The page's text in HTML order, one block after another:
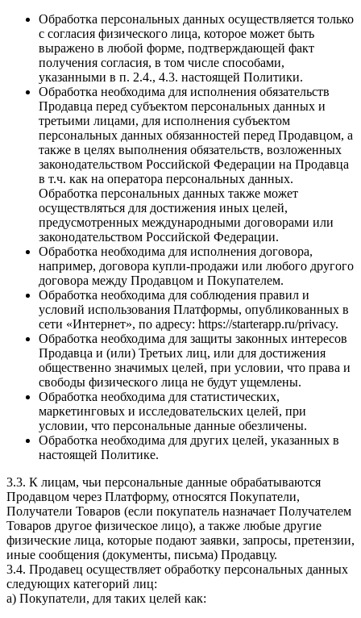
Обработка персональных данных осуществляется только
с согласия физического лица, которое может быть
выражено в любой форме, подтверждающей факт
получения согласия, в том числе способами,
указанными в п. 2.4., 4.3. настоящей Политики.
Обработка необходима для исполнения обязательств
Продавца перед субъектом персональных данных и
третьими лицами, для исполнения субъектом
персональных данных обязанностей перед Продавцом, а
также в целях выполнения обязательств, возложенных
законодательством Российской Федерации на Продавца
в т.ч. как на оператора персональных данных.
Обработка персональных данных также может
осуществляться для достижения иных целей,
предусмотренных международными договорами или
законодательством Российской Федерации.
Обработка необходима для исполнения договора,
например, договора купли-продажи или любого другого
договора между Продавцом и Покупателем.
Обработка необходима для соблюдения правил и
условий использования Платформы, опубликованных в
сети «Интернет», по адресу: https://starterapp.ru/privacy.
Обработка необходима для защиты законных интересов
Продавца и (или) Третьих лиц, или для достижения
общественно значимых целей, при условии, что права и
свободы физического лица не будут ущемлены.
Обработка необходима для статистических,
маркетинговых и исследовательских целей, при
условии, что персональные данные обезличены.
Обработка необходима для других целей, указанных в
настоящей Политике.
3.3. К лицам, чьи персональные данные обрабатываются
Продавцом через Платформу, относятся Покупатели,
Получатели Товаров (если покупатель назначает Получателем
Товаров другое физическое лицо), а также любые другие
физические лица, которые подают заявки, запросы, претензии,
иные сообщения (документы, письма) Продавцу.
3.4. Продавец осуществляет обработку персональных данных
следующих категорий лиц:
a) Покупатели, для таких целей как: